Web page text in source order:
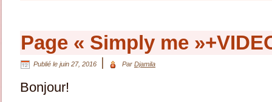
Page « Simply me
Publié le juin 27, 2016 Par Djamila
Bonjour!